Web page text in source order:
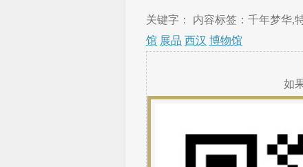
关键字： 内容标签：千年梦华,
馆 展品 西汉 博物馆
如